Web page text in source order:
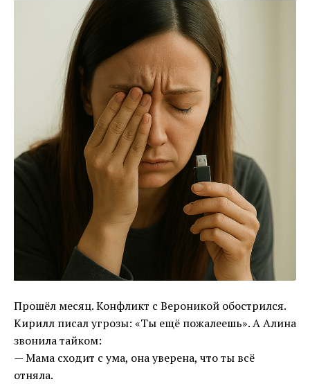
Прошёл месяц. Конфликт с Вероникой обострился.
Кирилл писал угрозы: «Ты ещё пожалеешь». А Алина
звонила тайком:
— Мама сходит с ума, она уверена, что ты всё
отняла.